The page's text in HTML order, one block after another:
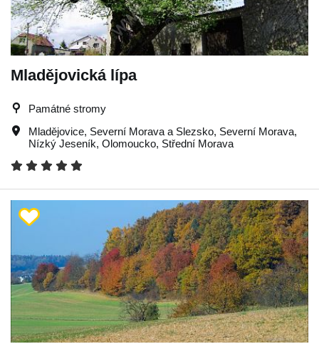
Mladějovická lípa
Památné stromy
Mladějovice, Severní Morava a Slezsko, Severní Morava,
Nízký Jeseník, Olomoucko, Střední Morava